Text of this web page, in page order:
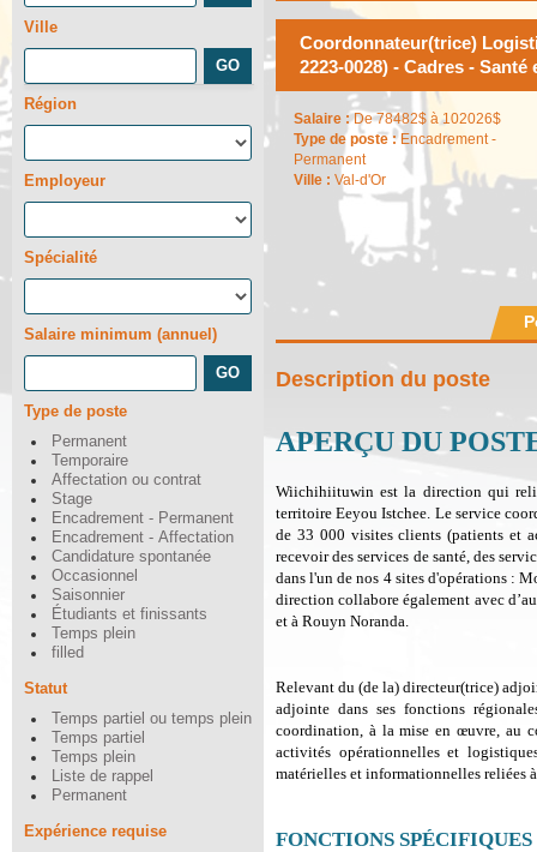
Ville
Région
Employeur
Spécialité
Salaire minimum (annuel)
Type de poste
Permanent
Temporaire
Affectation ou contrat
Stage
Encadrement - Permanent
Encadrement - Affectation
Candidature spontanée
Occasionnel
Saisonnier
Étudiants et finissants
Temps plein
filled
Statut
Temps partiel ou temps plein
Temps partiel
Temps plein
Liste de rappel
Permanent
Expérience requise
Coordonnateur(trice)
2223-0028) - Cadres -
Salaire :De 78482$ à 102026$
Type de poste : Encadrement -
Permanent
Ville : Val-d'Or
Description du poste
APERÇU DU
Wiichihiituwin est la direction qui
territoire Eeyou Istchee. Le service
de 33 000 visites clients (patients et
recevoir des services de santé, des
dans l'un de nos 4 sites d'opérations :
direction collabore également avec
et à Rouyn Noranda.
Relevant du (de la) directeur(trice)
adjointe dans ses fonctions
coordination, à la mise en œuvre, au
activités opérationnelles et
matérielles et informationnelles reliées
FONCTIONS SPÉCIFIQUES